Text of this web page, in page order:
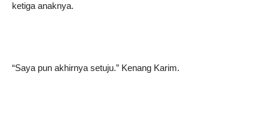
ketiga anaknya.
“Saya pun akhirnya setuju.” Kenang Karim.